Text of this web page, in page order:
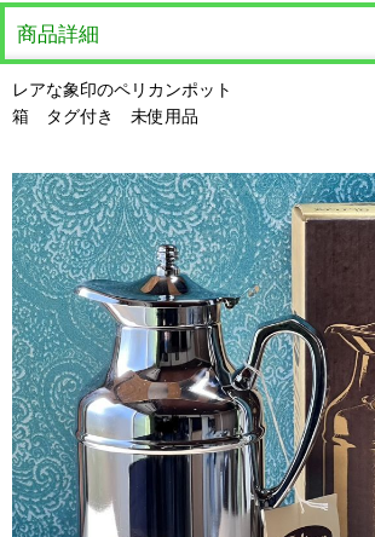
商品詳細
レアな象印のペリカンポット
箱 タグ付き 未使用品